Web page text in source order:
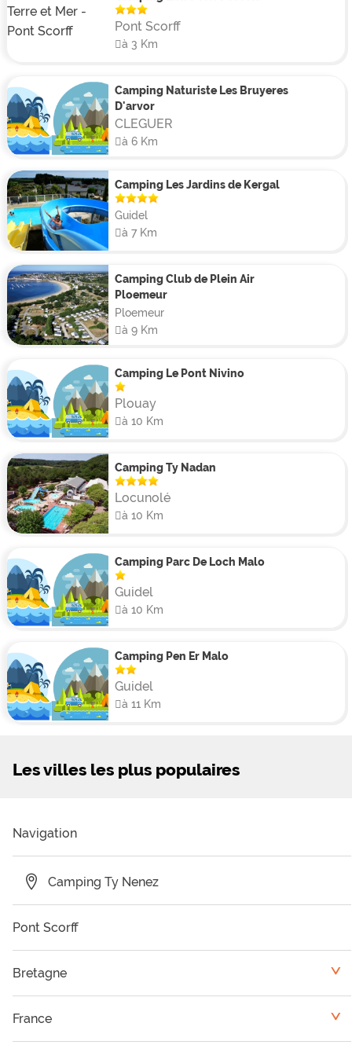
Ty Nenez dispose de mobil-homes très confortables
que pourront louer les vacanciers désirant séjourner
en couple ou en famille et se sentir comme à la
Pont Scorff
à 3 Km
Camping Naturiste Les Bruyeres
D'arvor
CLEGUER
à 6 Km
Camping Les Jardins de Kergal
Guidel
à 7 Km
Camping Club de Plein Air
Ploemeur
Ploemeur
à 9 Km
Camping Le Pont Nivino
Plouay
à 10 Km
Camping Ty Nadan
Locunolé
à 10 Km
Camping Parc De Loch Malo
Guidel
à 10 Km
Camping Pen Er Malo
Guidel
à 11 Km
Les villes les plus populaires
Navigation
Camping Ty Nenez
Pont Scorff
Bretagne <
France <